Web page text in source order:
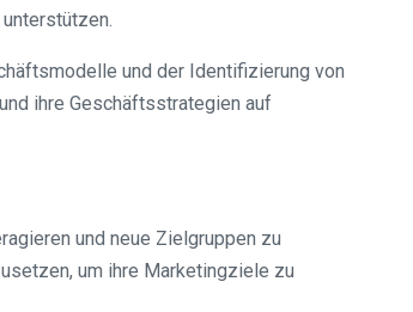
und der Identifizierung von
ihre Geschäftsstrategien auf
und neue Zielgruppen zu
um ihre Marketingziele zu